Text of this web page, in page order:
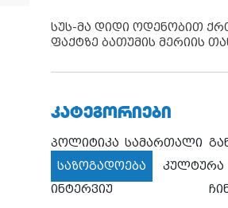
სუს-მა დიდი ოდენობით
ფაქტზე ბათუმის მერიის
ᲙᲐᲢᲔᲒᲝᲠᲘᲔᲑᲘ
პოლიტიკა სამართალი
საზოგადოება
კულტურა
ინტერვიუ